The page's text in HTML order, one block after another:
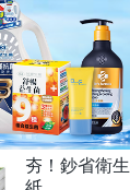
夯！鈔省衛生